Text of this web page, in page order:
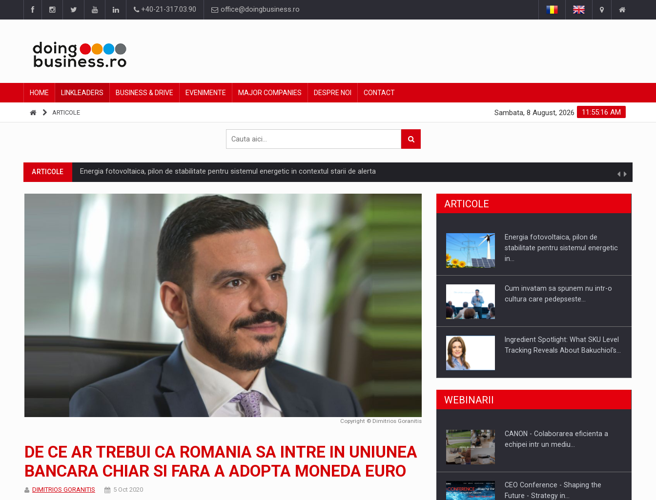
+40-21-317.03.90 office@doingbusiness.ro
HOME LINKLEADERS BUSINESS & DRIVE EVENIMENTE MAJOR COMPANIES DESPRE NOI CONTACT
ARTICOLE 11:55:17 AM
Sambata, 8 August, 2026
ARTICOLE Energia fotovoltaica, pilon de stabilitate pentru sistemul energetic in contextul starii de alerta
ARTICOLE Cum invatam sa spunem nu intr-o cultura care pedepseste granitele?
Ingredient Spotlight: What SKU Level Tracking Reveals About Bakuchiol's Evolution
Producatorii si comerciantii care nu se supun noilor reglementari UE privind ambalajele pot risca retragerea produselor din piata
CU BATERIILE PERMANENT INCARCATE
PUTTING ROMANIAN CORPORATE COMPANIES ON THE INTERNATIONAL BUSINESS SCENE
OUR EDGE WILL COME FROM BEING THE MOST DIGITALIZED WHOLESALER IN ROMANIA
INTERVIURI COFFEE IS OUR LOVE LANGUAGE
Hard Enduro Piatra Craiului 2026, fueled by benzinariile RO concept OSCAR – peste 500 de participanti
Fondul de investitii BoldMind si echipa de management a Pall-Ex, liderul pietei de transport paletizat din Romania, preiau compania intr-o tranzactie de peste 25…
STIRI RANGE ROVER DEZVALUIE AL CINCILEA MEMBRU AL FAMILIEI: RANGE ROVER GT
STIRI JAECOO 5 SHS-H a ajuns in Romania
ARTICOLE Proteinmaxxing and the Future of Protein Demand
Copyright © Dimitrios Goranitis
DE CE AR TREBUI CA ROMANIA SA INTRE IN UNIUNEA
BANCARA CHIAR SI FARA A ADOPTA MONEDA EURO
DIMITRIOS GORANITIS 5 Oct 2020
ARTICOLE
Energia fotovoltaica, pilon de
stabilitate pentru sistemul energetic
in…
Cum invatam sa spunem nu intr-o
cultura care pedepseste…
Ingredient Spotlight: What SKU Level
Tracking Reveals About Bakuchiol's…
Producatorii si comerciantii care nu
Proteinmaxxing and the Future of
WEBINARII
CANON - Colaborarea eficienta a
echipei intr un mediu…
CEO Conference - Shaping the
Future - Strategy in…